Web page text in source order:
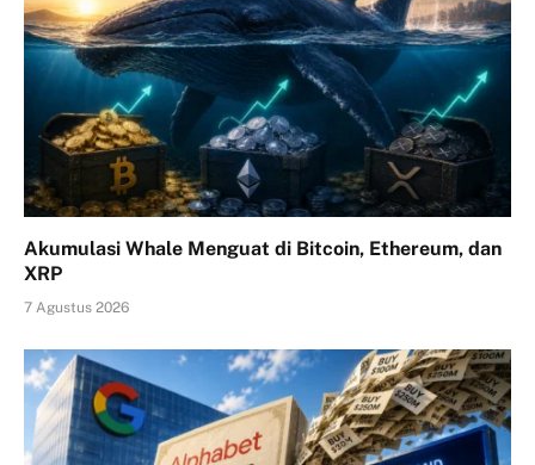
Akumulasi Whale Menguat di Bitcoin, Ethereum, dan
XRP
7 Agustus 2026